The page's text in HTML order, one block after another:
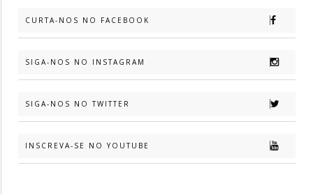
CURTA-NOS NO FACEBOOK
SIGA-NOS NO INSTAGRAM
SIGA-NOS NO TWITTER
INSCREVA-SE NO YOUTUBE